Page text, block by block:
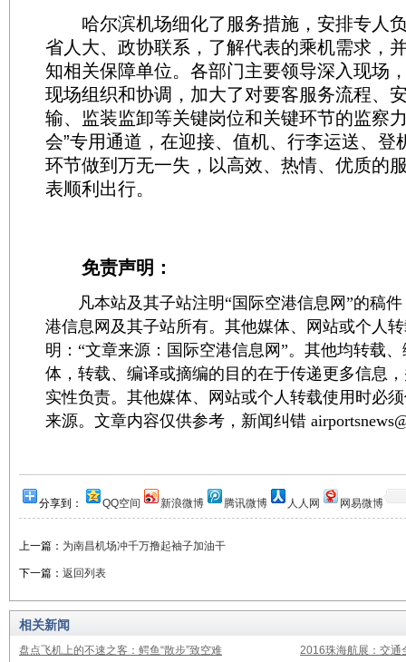
哈尔滨机场细化了服务措施，安排专人
省人大、政协联系，了解代表的乘机需求，
知相关保障单位。各部门主要领导深入现场
现场组织和协调，加大了对要客服务流程、
输、监装监卸等关键岗位和关键环节的监察
会”专用通道，在迎接、值机、行李运送、登
环节做到万无一失，以高效、热情、优质的
表顺利出行。
免责声明：
凡本站及其子站注明“国际空港信息网”的稿件
港信息网及其子站所有。其他媒体、网站或个人
明：“文章来源：国际空港信息网”。其他均转载
体，转载、编译或摘编的目的在于传递更多信息
实性负责。其他媒体、网站或个人转载使用时必
来源。文章内容仅供参考，新闻纠错
分享到： QQ空间 新浪微博 腾讯微博 人人网 网易微博
上一篇： 为南昌机场冲千万撸起袖子加油干
下一篇： 返回列表
相关新闻
盘点飞机上的不速之客：鳄鱼“散步”致空难
2016珠海航展：交通